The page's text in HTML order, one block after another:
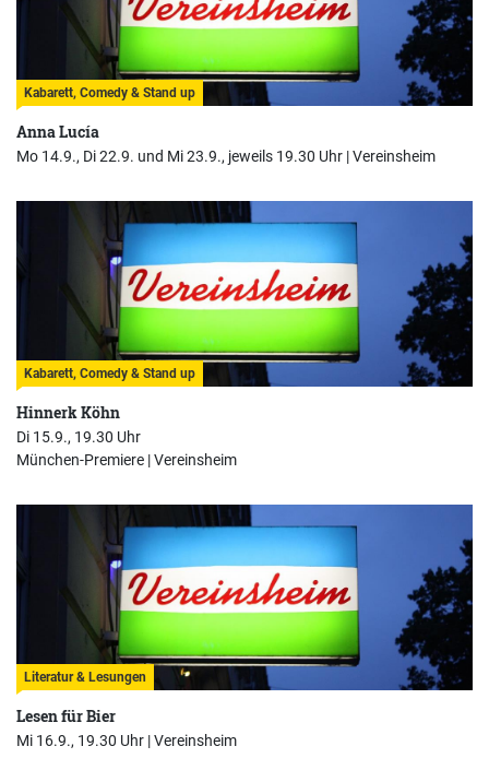
Kabarett, Comedy & Stand up
Anna Lucía
Mo 14.9., Di 22.9. und Mi 23.9., jeweils 19.30 Uhr |Vereinsheim
Kabarett, Comedy & Stand up
Hinnerk Köhn
Di 15.9., 19.30 Uhr
München-Premiere |Vereinsheim
Literatur & Lesungen
Lesen für Bier
Mi 16.9., 19.30 Uhr |Vereinsheim